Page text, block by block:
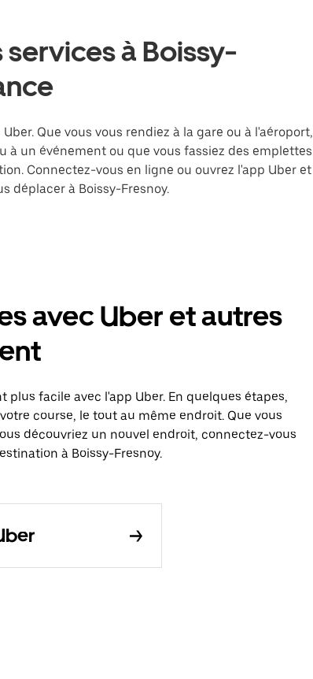
à Boissy-
Que vous vous rendiez à la gare ou à l'aéroport,
à un événement ou que vous fassiez des emplettes
Connectez-vous en ligne ou ouvrez l'app Uber et
déplacer à Boissy-Fresnoy.
avec Uber et autres
facile avec l'app Uber. En quelques étapes,
course, le tout au même endroit. Que vous
découvriez un nouvel endroit, connectez-vous
à Boissy-Fresnoy.